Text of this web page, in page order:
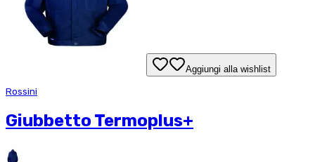
Aggiungi alla wishlist
Rossini
Giubbetto Termoplus+